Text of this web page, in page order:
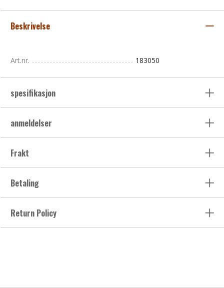
Beskrivelse
Art.nr. 183050
spesifikasjon
anmeldelser
Frakt
Betaling
Return Policy